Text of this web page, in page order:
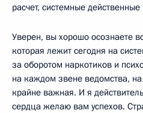
расчет, системные
Уверен, вы хорошо осознаете
которая лежит сегодня на
за оборотом наркотиков и
на каждом звене ведомства,
крайне важная. И я
сердца желаю вам успехов.